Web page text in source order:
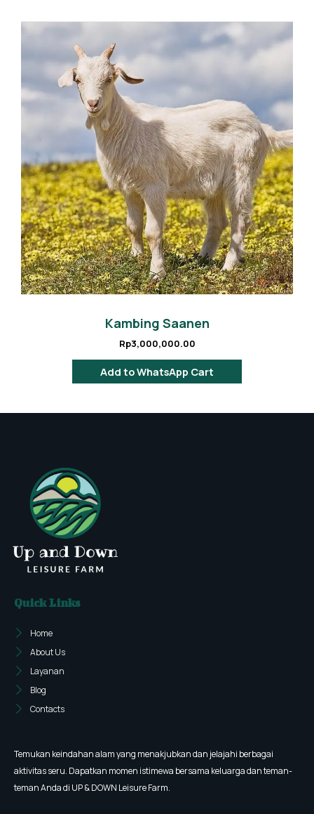
Kambing Saanen
Rp3,000,000.00
Add to WhatsApp Cart
Quick Links
Home
About Us
Layanan
Blog
Contacts
Temukan keindahan alam yang menakjubkan dan jelajahi berbagai
aktivitas seru. Dapatkan momen istimewa bersama keluarga dan teman-
teman Anda di UP & DOWN Leisure Farm.